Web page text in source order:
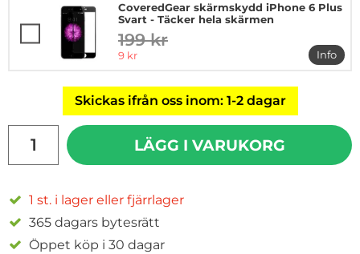
CoveredGear skärmskydd iPhone 6 Plus
Svart - Täcker hela skärmen
tidigare pris
199 kr
rea pris
9 kr
Info
mer
Skickas ifrån oss inom: 1-2 dagar
LÄGG I VARUKORG
1 st. i lager eller fjärrlager
365 dagars bytesrätt
Öppet köp i 30 dagar